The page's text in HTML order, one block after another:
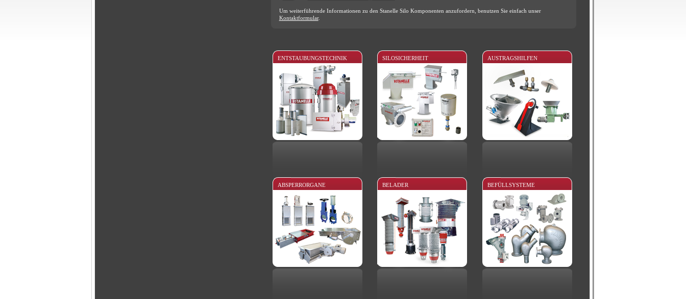
Um weiterführende Informationen zu den Stanelle Silo Komponenten anzufordern, benutzen Sie einfach unser
Kontaktformular.
ENTSTAUBUNGSTECHNIK SILOSICHERHEIT AUSTRAGSHILFEN
ABSPERRORGANE BELADER BEFÜLLSYSTEME